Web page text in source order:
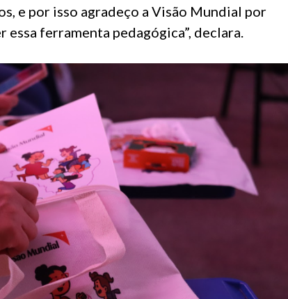
e por isso agradeço a Visão Mundial por
ferramenta pedagógica”, declara.